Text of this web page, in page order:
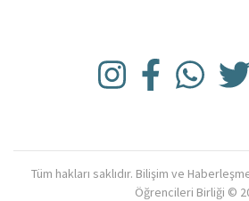
Tüm hakları saklıdır. Bilişim ve
Öğrencileri Birliği ©